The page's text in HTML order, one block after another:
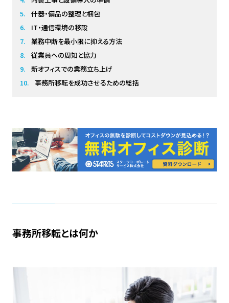
什器・備品の整理と梱包
IT・通信環境の移設
業務中断を最小限に抑える方法
従業員への周知と協力
新オフィスでの業務立ち上げ
事務所移転を成功させるための総括
事務所移転とは何か